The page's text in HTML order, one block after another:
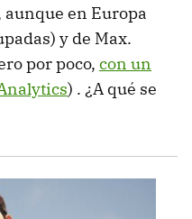
en Europa
y de Max.
por poco, con un
) . ¿A qué se